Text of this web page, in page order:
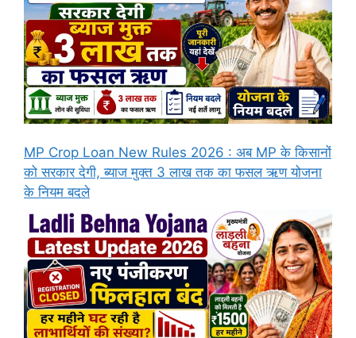
MP Crop Loan New Rules 2026 : अब MP के किसानों
को सरकार देगी, ब्याज मुक्त 3 लाख तक का फसल ऋण योजना
के नियम बदले